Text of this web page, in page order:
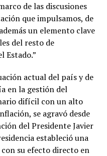
de las discusiones
que impulsamos, de
un elemento clave
del resto de
Estado.”
actual del país y de
en la gestión del
difícil con un alto
se agravó desde
del Presidente Javier
estableció una
con su efecto directo en